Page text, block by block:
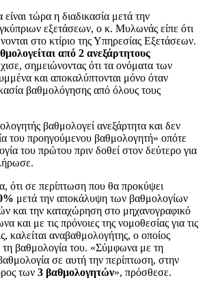
τώρα η διαδικασία μετά την
εξετάσεων, ο κ. Μυλωνάς είπε ότι
στο κτίριο της Υπηρεσίας Εξετάσεων.
από 2 ανεξάρτητους
σημειώνοντας ότι τα ονόματα των
και αποκαλύπτονται μόνο όταν
βαθμολόγησης από όλους τους
βαθμολογεί ανεξάρτητα και δεν
του προηγούμενου βαθμολογητή» οπότε
του πρώτου πριν δοθεί στον δεύτερο για
ότι σε περίπτωση που θα προκύψει
μετά την αποκάλυψη των βαθμολογίων
και την καταχώρηση στο μηχανογραφικό
και με τις πρόνοιες της νομοθεσίας για τις
καλείται αναβαθμολογήτης, ο οποίος
τη βαθμολογία του. «Σύμφωνα με τη
σε αυτή την περίπτωση, στην
των 3 βαθμολογητών», πρόσθεσε.